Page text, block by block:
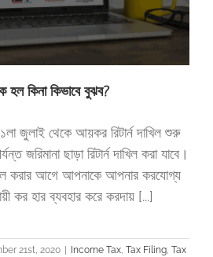
কিনা কিভাবে বুঝব?
জুলাই থেকে আয়কর রিটার্ন দাখিল শুরু
জরিমানা ছাড়া রিটার্ন দাখিল করা যাবে।
করার আগে আপনাকে আপনার করযোগ্য
কর হার ব্যবহার করে করদায় [...]
21st, 2020 | Income Tax Tax Filing Tax